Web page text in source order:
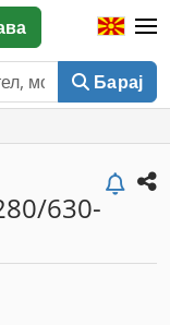
Барај
630-